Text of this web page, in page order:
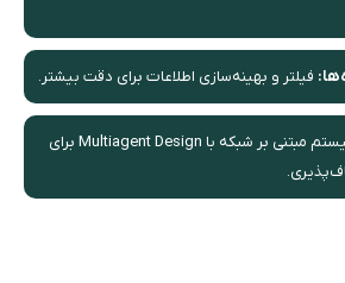
فیلتر و بهینه‌سازی اطلاعات برای دقت بیشتر.
سیستم مبتنی بر شبکه با Multiagent Design برای